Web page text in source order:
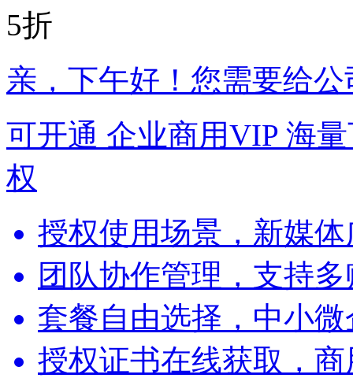
5折
亲 ，下午好！您需要给
可开通 企业商用VIP 海
权
授权使用场景，新媒
团队协作管理，支持
套餐自由选择，中小
授权证书在线获取，